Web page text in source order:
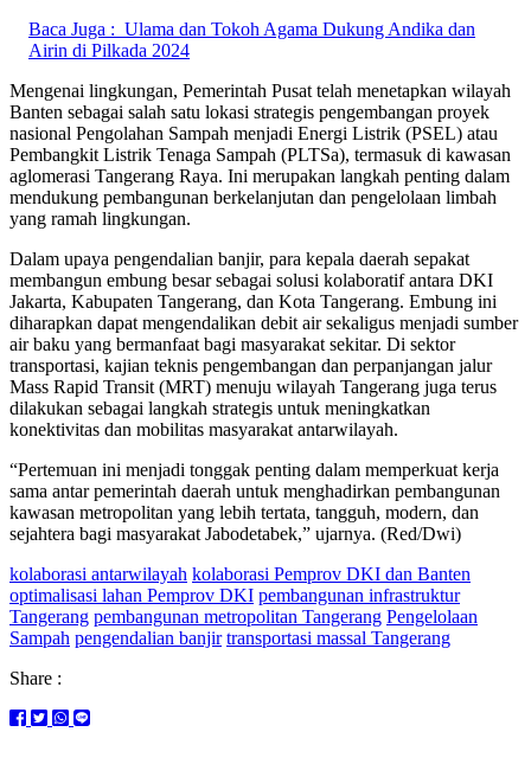
Baca Juga : Ulama dan Tokoh Agama Dukung Andika dan
Airin di Pilkada 2024
Mengenai lingkungan, Pemerintah Pusat telah menetapkan wilayah
Banten sebagai salah satu lokasi strategis pengembangan proyek
nasional Pengolahan Sampah menjadi Energi Listrik (PSEL) atau
Pembangkit Listrik Tenaga Sampah (PLTSa), termasuk di kawasan
aglomerasi Tangerang Raya. Ini merupakan langkah penting dalam
mendukung pembangunan berkelanjutan dan pengelolaan limbah
yang ramah lingkungan.
Dalam upaya pengendalian banjir, para kepala daerah sepakat
membangun embung besar sebagai solusi kolaboratif antara DKI
Jakarta, Kabupaten Tangerang, dan Kota Tangerang. Embung ini
diharapkan dapat mengendalikan debit air sekaligus menjadi sumber
air baku yang bermanfaat bagi masyarakat sekitar. Di sektor
transportasi, kajian teknis pengembangan dan perpanjangan jalur
Mass Rapid Transit (MRT) menuju wilayah Tangerang juga terus
dilakukan sebagai langkah strategis untuk meningkatkan
konektivitas dan mobilitas masyarakat antarwilayah.
“Pertemuan ini menjadi tonggak penting dalam memperkuat kerja
sama antar pemerintah daerah untuk menghadirkan pembangunan
kawasan metropolitan yang lebih tertata, tangguh, modern, dan
sejahtera bagi masyarakat Jabodetabek,” ujarnya. (Red/Dwi)
kolaborasi antarwilayah kolaborasi Pemprov DKI dan Banten
optimalisasi lahan Pemprov DKI pembangunan infrastruktur
Tangerang pembangunan metropolitan Tangerang Pengelolaan
Sampah pengendalian banjir transportasi massal Tangerang
Share :